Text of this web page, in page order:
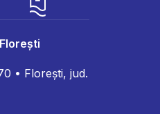
• Florești, jud.